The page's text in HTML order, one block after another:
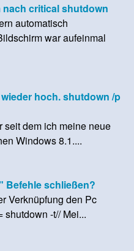
critical shutdown
automatisch
war aufeinmal
hoch. shutdown /p
seit dem ich meine neue
Windows 8.1....
Befehle schließen?
Verknüpfung den Pc
shutdown -t// Mei...